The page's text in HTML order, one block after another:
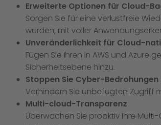
Erweiterte Optionen für Cloud-
Sorgen Sie für eine verlustfreie
wurden, mit voller
Unveränderlichkeit für Cloud-
Fügen Sie Ihren in AWS und
Sicherheitsebene hinzu.
Stoppen Sie Cyber-Bedrohungen
Verhindern Sie unbefugten Zugriff
Multi-cloud-Transparenz
Überwachen Sie proaktiv Ihre